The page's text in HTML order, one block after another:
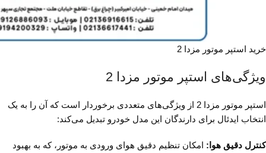
خرید استپر موتور مزدا 2
ویژگی‌های استپر موتور مزدا 2
استپر موتور مزدا 2 از ویژگی‌های متعددی برخوردار است که آن را به یک
انتخاب ایدئال برای دارندگان این مدل خودرو تبدیل می‌کند:
کنترل دقیق هوا: امکان تنظیم دقیق هوای ورودی به موتور، که به بهبود